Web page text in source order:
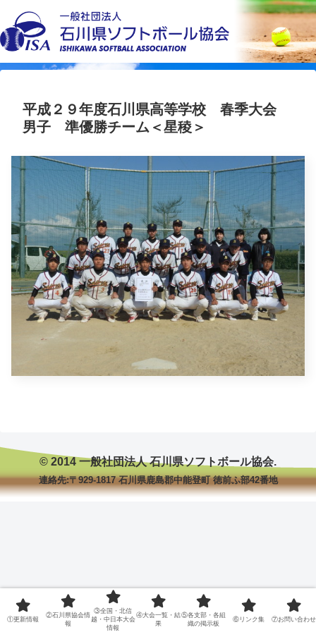
平成２９年度石川県高等学校 春季大会
男子 準優勝チーム＜星稜＞
© 2014 一般社団法人 石川県ソフトボール協会.
連絡先:〒929-1817 石川県鹿島郡中能登町 徳前ふ部42番地
①更新情報
②石川県協会情
報
③全国・北信
越・中日本大会
情報
④大会一覧・結
果
⑤各支部・各組
織の掲示板
⑥リンク集 ⑦お問い合わせ